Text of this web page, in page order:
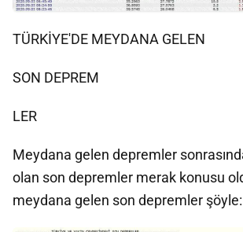
TÜRKİYE'DE MEYDANA GELEN
SON DEPREM
LER
Meydana gelen depremler
olan son depremler merak konusu
meydana gelen son depremler şöyle: